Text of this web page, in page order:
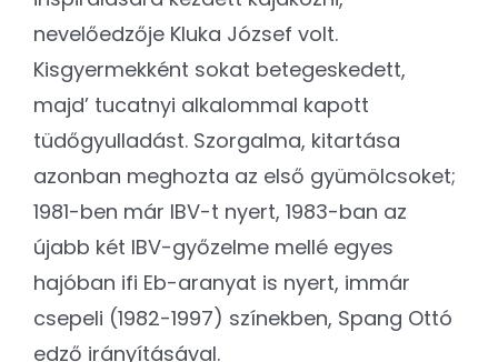
nevelőedzője Kluka József volt.
Kisgyermekként sokat betegeskedett,
majd’ tucatnyi alkalommal kapott
tüdőgyulladást. Szorgalma, kitartása
azonban meghozta az első gyümölcsoket;
1981-ben már IBV-t nyert, 1983-ban az
újabb két IBV-győzelme mellé egyes
hajóban ifi Eb-aranyat is nyert, immár
csepeli (1982-1997) színekben, Spang Ottó
edző irányításával.